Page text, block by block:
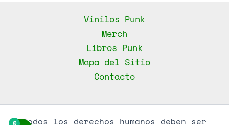
Vinilos Punk
Merch
Libros Punk
Mapa del Sitio
Contacto
Todos los derechos humanos deben ser
0